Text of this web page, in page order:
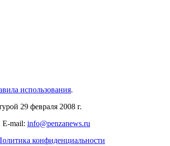
использования.
29 февраля 2008 г.
E-mail: info@penzanews.ru
конфиденциальности